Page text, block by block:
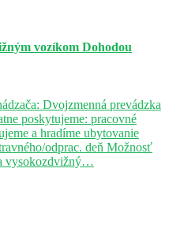
vozíkom Dohodou
Dvojzmenná prevádzka
poskytujeme: pracovné
a hradíme ubytovanie
odprac. deň Možnosť
vysokozdvižný…